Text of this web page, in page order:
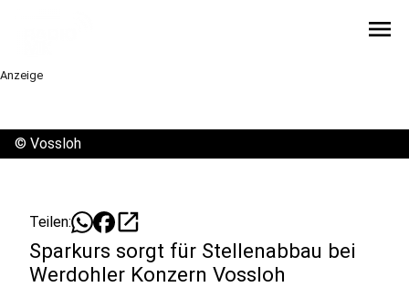
menu
Anzeige
© Vossloh
Teilen: open_in_new
Sparkurs sorgt für Stellenabbau bei
Werdohler Konzern Vossloh